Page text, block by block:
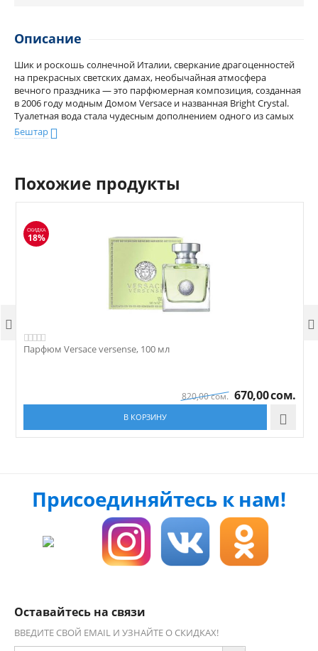
Описание
Шик и роскошь солнечной Италии, сверкание драгоценностей
на прекрасных светских дамах, необычайная атмосфера
вечного праздника — это парфюмерная композиция, созданная
в 2006 году модным Домом Versace и названная Bright Crystal.
Туалетная вода стала чудесным дополнением одного из самых
популярных направлений в искусстве ароматов — цветочного.
Она раскрывается чувственным и необычным сочетанием
Нежные цветки лотоса и магнолии сплетены в роскошный
женственность композиции Versace Bright Crystal придают
глубокая по звучанию амбра и чувственный мускус, а оттенок
красного дерева делает парфюм чуть суше и строже.
Сверкающий кристалл вашего образа — ваш любимый Versace
Bright Crystal в изысканном флаконе с филигранной крышечкой!
Бештар
Похожие продукты
СКИДКА
18%
Парфюм Versace versense, 100 мл
820,00сом. 670,00сом.
В КОРЗИНУ 
 
Присоединяйтесь к нам!
Оставайтесь на связи
ВВЕДИТЕ СВОЙ EMAIL И УЗНАЙТЕ О СКИДКАХ!